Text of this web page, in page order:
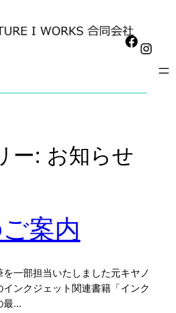
ー: お知らせ
案内
一部担当いたしました元キヤノ
インクジェット関連書籍「インク
最…